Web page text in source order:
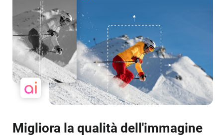
Migliora la qualità dell'immagine